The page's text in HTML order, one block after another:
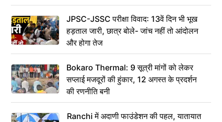
JPSC-JSSC परीक्षा विवाद: 13वें दिन भी भूख
हड़ताल जारी, छात्र बोले- जांच नहीं तो आंदोलन
और होगा तेज
Bokaro Thermal: 9 सूत्री मांगों को लेकर
सप्लाई मजदूरों की हुंकार, 12 अगस्त के प्रदर्शन
की रणनीति बनी
Ranchi में अदाणी फाउंडेशन की पहल, यातायात